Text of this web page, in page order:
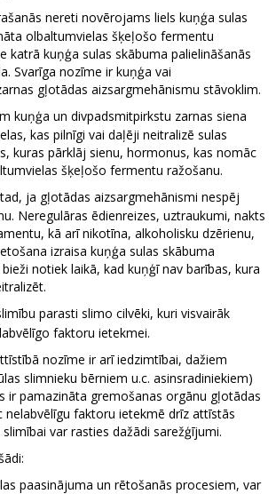
nereti novērojams liels kuņģa sulas
olbaltumvielas šķeļošo fermentu
katrā kuņģa sulas skābuma palielināšanās
Svarīga nozīme ir kuņģa vai
gļotādas aizsargmehānismu stāvoklim.
kuņģa un divpadsmitpirkstu zarnas siena
kas pilnīgi vai daļēji neitralizē sulas
kuras pārklāj sienu, hormonus, kas nomāc
šķeļošo fermentu ražošanu.
ja gļotādas aizsargmehānismi nespēj
Neregulāras ēdienreizes, uztraukumi, nakts
kā arī nikotīna, alkoholisku dzērienu,
izraisa kuņģa sulas skābuma
notiek laikā, kad kuņģī nav barības, kura
parasti slimo cilvēki, kuri visvairāk
faktoru ietekmei.
nozīme ir arī iedzimtībai, dažiem
slimnieku bērniem u.c. asinsradiniekiem)
ir pamazināta gremošanas orgānu gļotādas
nelabvēlīgu faktoru ietekmē drīz attīstās
var rasties dažādi sarežģījumi.
paasinājuma un rētošanās procesiem, var